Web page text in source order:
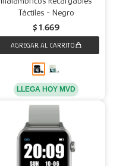
Táctiles - Negro
$ 1.669
LLEGA HOY MVD